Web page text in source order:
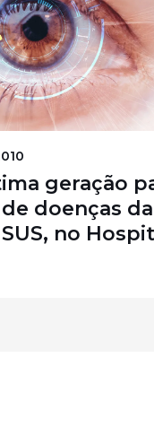
geração
doenças da
no
/